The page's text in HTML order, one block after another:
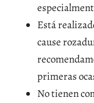
Está
cause
primeras
No tienen